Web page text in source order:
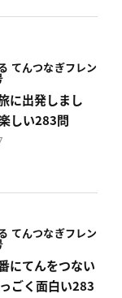
てんつなぎフレン
に出発しまし
しい283問
てんつなぎフレン
にてんをつない
ごく面白い283